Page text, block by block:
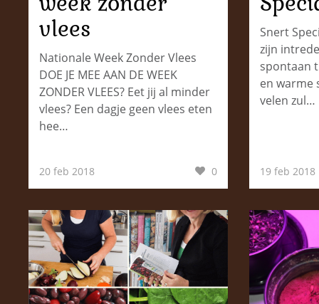
vlees
Nationale Week Zonder Vlees
DOE JE MEE AAN DE WEEK
ZONDER VLEES? Eet jij al minder
vlees? Een dagje geen vlees eten
hee…
20 feb 2018 0
Snert
zijn
spontaan
en warme
velen zul…
19 feb 2018